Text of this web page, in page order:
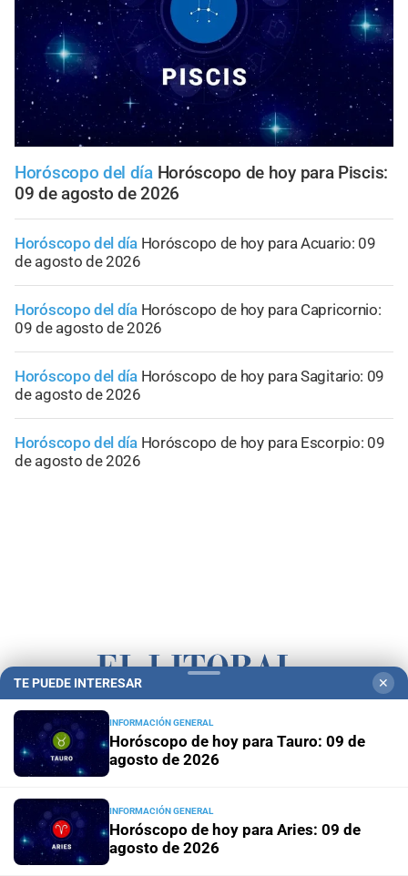
Horóscopo del día Horóscopo de hoy para Piscis:
09 de agosto de 2026
Horóscopo del día Horóscopo de hoy para Acuario: 09
de agosto de 2026
Horóscopo del día Horóscopo de hoy para Capricornio:
09 de agosto de 2026
Horóscopo del día Horóscopo de hoy para Sagitario: 09
de agosto de 2026
Horóscopo del día Horóscopo de hoy para Escorpio: 09
de agosto de 2026
Campolitoral Revista Nosotros
Podcasts
Mirador Provincial VivíMejor SF
TE PUEDE INTERESAR ✕
INFORMACIÓN GENERAL
Horóscopo de hoy para Tauro: 09 de
agosto de 2026
INFORMACIÓN GENERAL
Horóscopo de hoy para Aries: 09 de
agosto de 2026